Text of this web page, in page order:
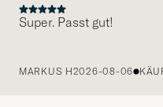
Super. Passt gut!
MARKUS H2026-08-06